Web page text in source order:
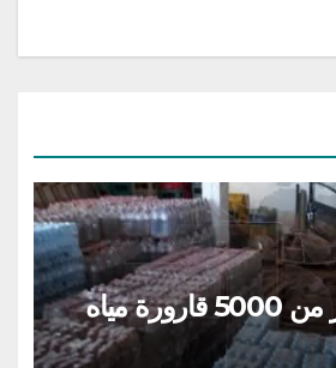
نابل: حجز أكثر من 5000 قارورة مياه